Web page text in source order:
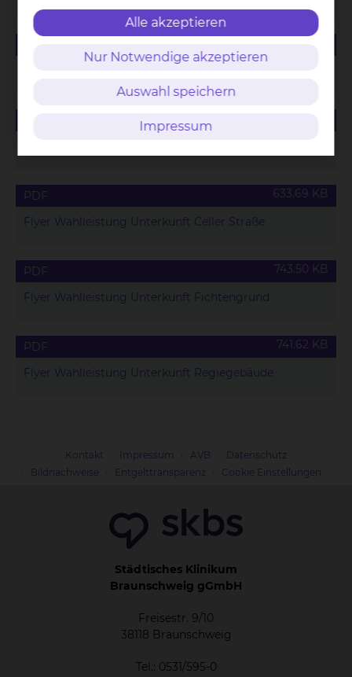
PDF
Flyer Wahlleistung Unterkunft Celler Straße
633.69 KB
PDF
Flyer Wahlleistung Unterkunft Fichtengrund
743.50 KB
PDF
Flyer Wahlleistung Unterkunft Regiegebäude
741.62 KB
Kontakt Impressum AVB
Datenschutz
Bildnachweise
Entgelttransparenz Cookie Einstellungen
Städtisches Klinikum
Braunschweig gGmbH
Freisestr. 9/10
38118 Braunschweig
Tel.: 0531/595-0
Alle akzeptieren
Nur Notwendige akzeptieren
Auswahl speichern
Impressum